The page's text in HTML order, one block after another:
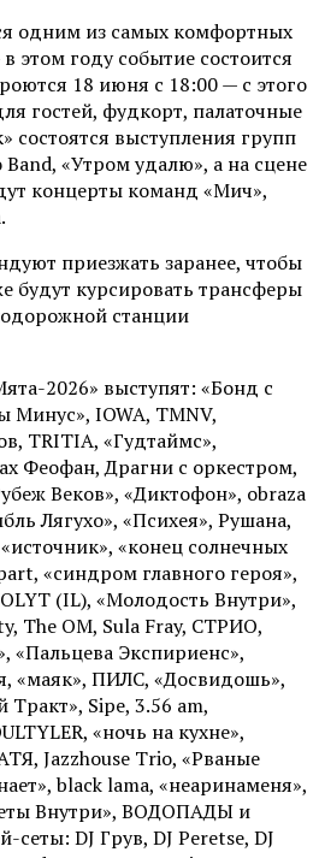
одним из самых комфортных
этом году событие состоится
18 июня с 18:00 — с этого
гостей, фудкорт, палаточные
состоятся выступления групп
Band, «Утром удалю», а на сцене
концерты команд «Мич»,
приезжать заранее, чтобы
будут курсировать трансферы
станции
2026» выступят: «Бонд с
Минус», IOWA, TMNV,
TRITIA, «Гудтаймс»,
Феофан, Драгни с оркестром,
Веков», «Диктофон», obraza
Лягухо», «Психея», Рушана,
«конец солнечных
«синдром главного героя»,
(IL), «Молодость Внутри»,
The OM, Sula Fray, СТРИО,
«Пальцева Экспириенс»,
«маяк», ПИЛС, «Досвидошь»,
Sipe, 3.56 am,
«ночь на кухне»,
Jazzhouse Trio, «Рваные
black lama, «неаринаменя»,
Внутри», ВОДОПАДЫ и
DJ Грув, DJ Peretse, DJ